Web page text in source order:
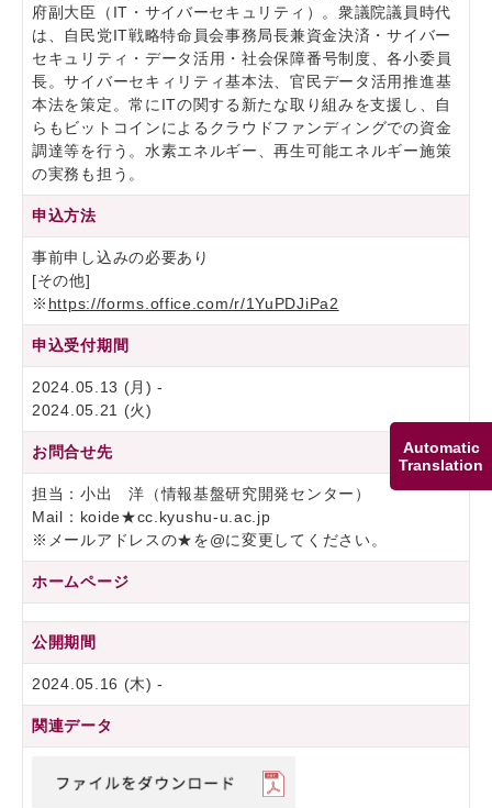
Automatic
Translation
府副大臣（IT・サイバーセキュリティ）。衆議院議員時代
は、自民党IT戦略特命員会事務局長兼資金決済・サイバー
セキュリティ・データ活用・社会保障番号制度、各小委員
長。サイバーセキィリティ基本法、官民データ活用推進基
本法を策定。常にITの関する新たな取り組みを支援し、自
らもビットコインによるクラウドファンディングでの資金
調達等を行う。水素エネルギー、再生可能エネルギー施策
の実務も担う。
申込方法
事前申し込みの必要あり
[その他]
※ https://forms.office.com/r/1YuPDJiPa2
申込受付期間
2024.05.13 (月) -
2024.05.21 (火)
お問合せ先
担当：小出 洋（情報基盤研究開発センター）
Mail：koide★cc.kyushu-u.ac.jp
※メールアドレスの★を@に変更してください。
ホームページ
公開期間
2024.05.16 (木) -
関連データ